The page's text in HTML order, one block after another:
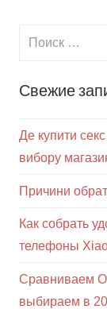
Свежие
Де купити
вибору
Причини
Как собрать
телефоны
Сравниваем
выбираем в